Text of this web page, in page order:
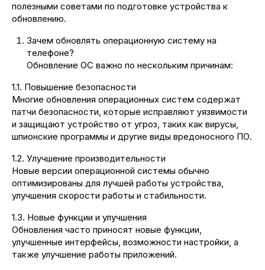
полезными советами по подготовке устройства к
обновлению.
Зачем обновлять операционную систему на
телефоне?
Обновление ОС важно по нескольким причинам:
1.1. Повышение безопасности
Многие обновления операционных систем содержат
патчи безопасности, которые исправляют уязвимости
и защищают устройство от угроз, таких как вирусы,
шпионские программы и другие виды вредоносного ПО.
1.2. Улучшение производительности
Новые версии операционной системы обычно
оптимизированы для лучшей работы устройства,
улучшения скорости работы и стабильности.
1.3. Новые функции и улучшения
Обновления часто приносят новые функции,
улучшенные интерфейсы, возможности настройки, а
также улучшение работы приложений.